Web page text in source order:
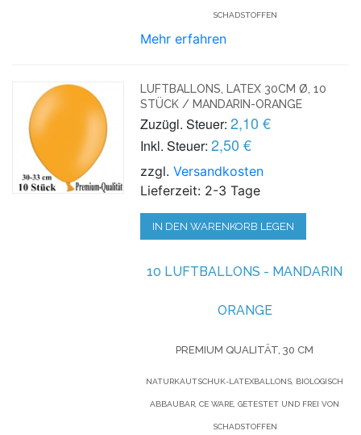
SCHADSTOFFEN
Mehr erfahren
LUFTBALLONS, LATEX 30CM Ø, 10
STÜCK / MANDARIN-ORANGE
Zuzügl. Steuer: 2,10 €
Inkl. Steuer: 2,50 €
zzgl.Versandkosten
Lieferzeit: 2-3 Tage
IN DEN WARENKORB LEGEN
10 LUFTBALLONS - MANDARIN
ORANGE
PREMIUM QUALITÄT, 30 CM
NATURKAUTSCHUK-LATEXBALLONS, BIOLOGISCH
ABBAUBAR, CE WARE, GETESTET UND FREI VON
SCHADSTOFFEN